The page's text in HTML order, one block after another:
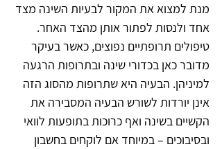
מנת למצוא את המקור לבעיות השינה מצד
אחד ולנסות לפתור אותן מהצד האחר.
טיפולים תרופתיים נפוצים, כאשר בעיקר
מדובר כאן בכדורי שינה ובתרופות הרגעה
למיניהן. הבעיה היא שתרופות מהסוג הזה
אינן יורדות לשורש הבעיה המסבירה את
הקשיים בשינה ואף כרוכות בתופעות לוואי
ובסיבוכים – במיוחד אם לוקחים בחשבון